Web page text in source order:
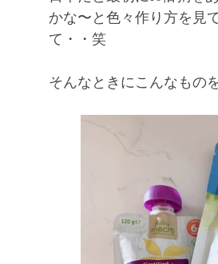
かな〜と色々作り方を見
て・・笑
そんなときにこんなもの